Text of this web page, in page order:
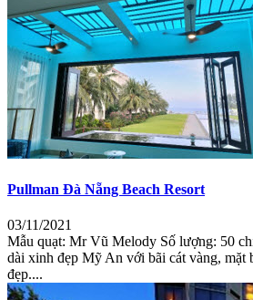
Pullman Đà Nẵng Beach Resort
03/11/2021
Mẫu quạt: Mr Vũ Melody Số lượng: 50
dài xinh đẹp Mỹ An với bãi cát vàng, mặt
đẹp....